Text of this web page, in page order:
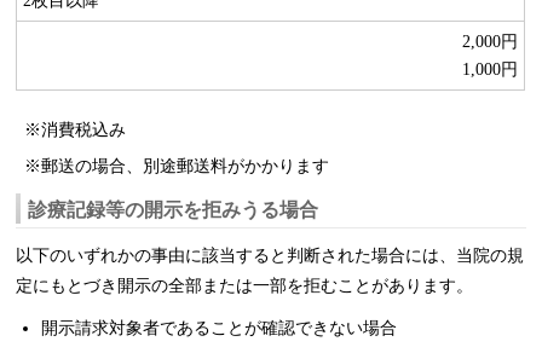
2,000円
1,000円
消費税込み
郵送の場合、別途郵送料がかかります
診療記録等の開示を拒みうる場合
以下のいずれかの事由に該当すると判断された場合には、当院の規
定にもとづき開示の全部または一部を拒むことがあります。
開示請求対象者であることが確認できない場合